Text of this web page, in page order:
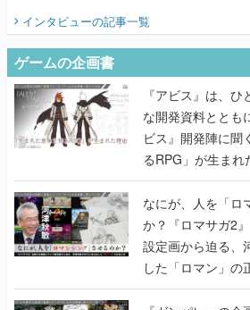
インタビューの記事一覧
ゲームの企画書
『アビス』は、
な開発資料ととも
ビス』開発陣に聞
るRPG」が生ま
書】
なにが、人を「ロ
か？『ロマサガ2
設定画から迫る、
した「ロマン」の
書】